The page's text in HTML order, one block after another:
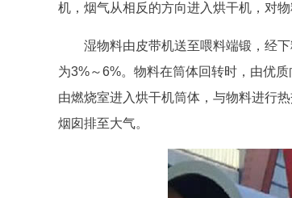
机，烟气从相反的方向进入烘干机，对物
湿物料由皮带机送至喂料端锻，经
为3%～6%。物料在筒体回转时，由优
由燃烧室进入烘干机筒体，与物料进行
烟囱排至大气。